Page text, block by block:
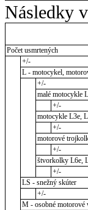
Následky
Počet usmrtených
+/-
L - motocykel,
+/-
malé motocykle
+/-
motocykle L3e,
+/-
motorové
+/-
štvorkolky L6e,
+/-
LS - snežný skúter
+/-
M - osobné motorové